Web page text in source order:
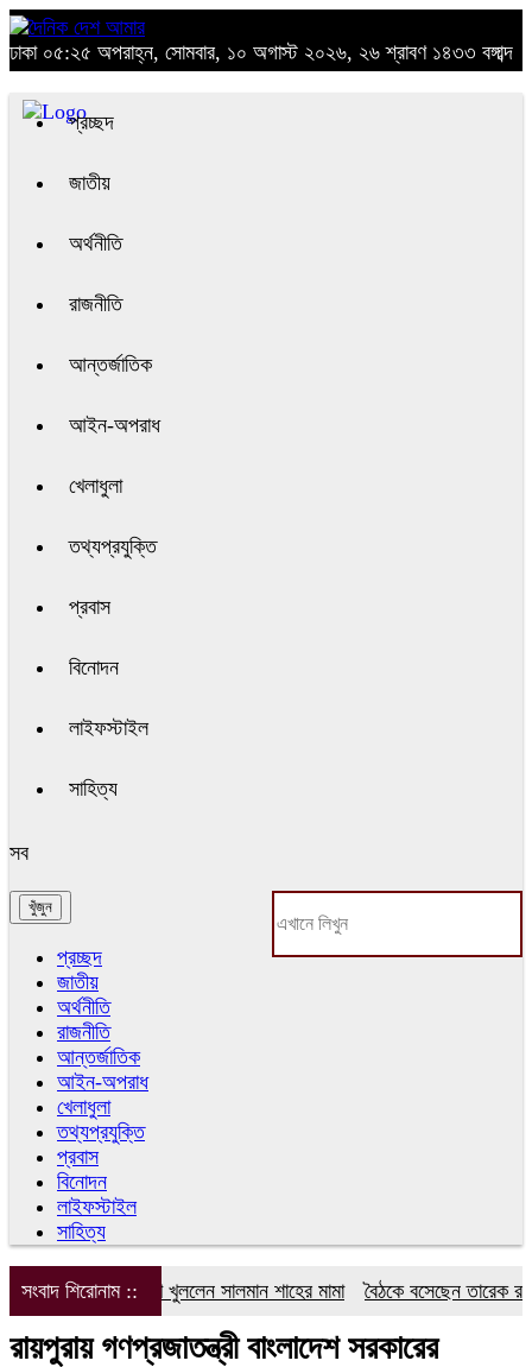
ঢাকা ০৫:২৫ অপরাহ্ন, সোমবার, ১০ অগাস্ট ২০২৬, ২৬ শ্রাবণ ১৪৩৩ বঙ্গাব্দ
প্রচ্ছদ
জাতীয়
অর্থনীতি
রাজনীতি
আন্তর্জাতিক
আইন-অপরাধ
খেলাধুলা
তথ্যপ্রযুক্তি
প্রবাস
বিনোদন
লাইফস্টাইল
সাহিত্য
সব
প্রচ্ছদ
জাতীয়
অর্থনীতি
রাজনীতি
আন্তর্জাতিক
আইন-অপরাধ
খেলাধুলা
তথ্যপ্রযুক্তি
প্রবাস
বিনোদন
লাইফস্টাইল
সাহিত্য
সংবাদ শিরোনাম ::
এবার মুখ খুললেন সালমান শাহের মামা বৈঠকে বসেছেন তারেক রহমান-
রায়পুরায় গণপ্রজাতন্ত্রী বাংলাদেশ সরকারের